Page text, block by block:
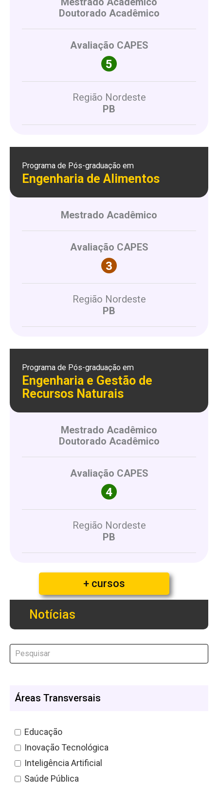
Doutorado Acadêmico
Avaliação CAPES
Região Nordeste
PB
Programa de Pós-graduação em
Engenharia de Alimentos
Mestrado Acadêmico
Avaliação CAPES
Região Nordeste
PB
Programa de Pós-graduação em
Engenharia e Gestão de
Recursos Naturais
Mestrado Acadêmico
Doutorado Acadêmico
Avaliação CAPES
Região Nordeste
PB
+ cursos
Notícias
Áreas Transversais
Educação
Inovação Tecnológica
Inteligência Artificial
Saúde Pública